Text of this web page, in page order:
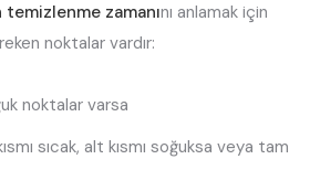
zamanını anlamak için
noktalar vardır:
noktalar varsa
sıcak, alt kısmı soğuksa veya tam